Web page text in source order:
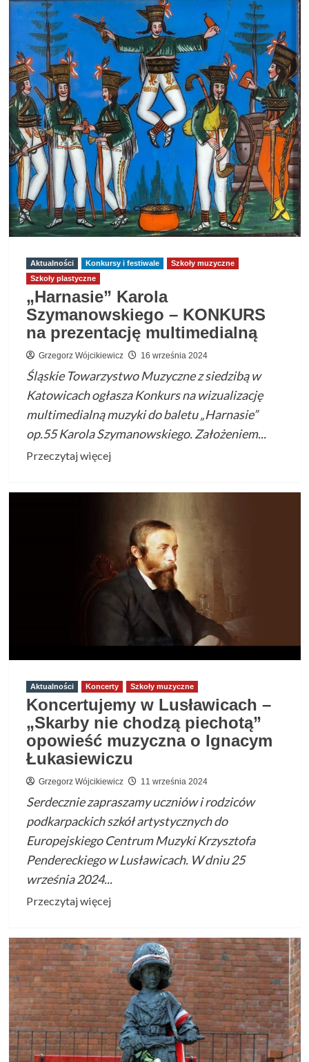
Ogólnopolski
Konkurs
Zespołów
Kameralnych
–
Młody
Kameralista
Aktualności Konkursy i festiwale
Szkoły muzyczne
Szkoły plastyczne
„Harnasie” Karola
Szymanowskiego – KONKURS
na prezentację multimedialną
Grzegorz Wójcikiewicz 16 września 2024
Śląskie Towarzystwo Muzyczne z siedzibą w
Katowicach ogłasza Konkurs na wizualizację
multimedialną muzyki do baletu „Harnasie”
op.55 Karola Szymanowskiego. Założeniem...
Przeczytaj więcejPrzeczytaj
Karola
Szymanowskiego
–
KONKURS
prezentację
multimedialną
Aktualności Koncerty Szkoły muzyczne
Koncertujemy w Lusławicach –
„Skarby nie chodzą piechotą”
opowieść muzyczna o Ignacym
Łukasiewiczu
Grzegorz Wójcikiewicz 11 września 2024
Serdecznie zapraszamy uczniów i rodziców
podkarpackich szkół artystycznych do
Europejskiego Centrum Muzyki Krzysztofa
Pendereckiego w Lusławicach. W dniu 25
września 2024...
Przeczytaj więcejPrzeczytaj
o
Koncertujemy
w
Lusławicach
–
„Skarby
nie
chodzą